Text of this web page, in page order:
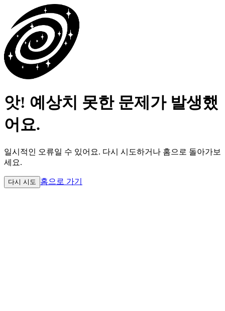
앗! 예상치 못한 문제가 발생했
어요.
일시적인 오류일 수 있어요. 다시 시도하거나 홈으로 돌아가보
세요.
다시 시도 홈으로 가기